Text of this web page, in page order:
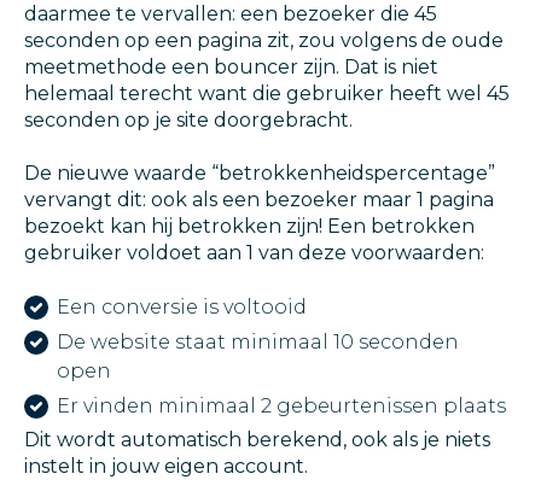
daarmee te vervallen: een bezoeker die 45
seconden op een pagina zit, zou volgens de oude
meetmethode een bouncer zijn. Dat is niet
helemaal terecht want die gebruiker heeft wel 45
seconden op je site doorgebracht.
De nieuwe waarde “betrokkenheidspercentage”
vervangt dit: ook als een bezoeker maar 1 pagina
bezoekt kan hij betrokken zijn! Een betrokken
gebruiker voldoet aan 1 van deze voorwaarden:
Een conversie is voltooid
De website staat minimaal 10 seconden
open
Er vinden minimaal 2 gebeurtenissen plaats
Dit wordt automatisch berekend, ook als je niets
instelt in jouw eigen account.